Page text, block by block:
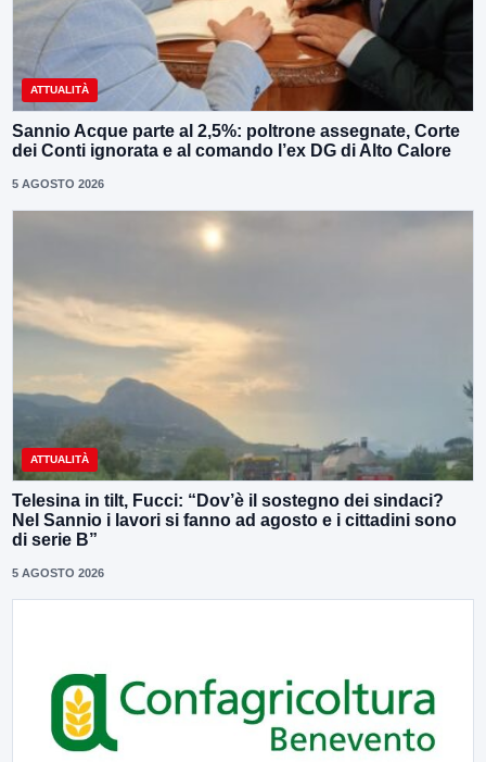
ATTUALITÀ
Sannio Acque parte al 2,5%: poltrone assegnate, Corte
dei Conti ignorata e al comando l’ex DG di Alto Calore
5 AGOSTO 2026
ATTUALITÀ
Telesina in tilt, Fucci: “Dov’è il sostegno dei sindaci?
Nel Sannio i lavori si fanno ad agosto e i cittadini sono
di serie B”
5 AGOSTO 2026